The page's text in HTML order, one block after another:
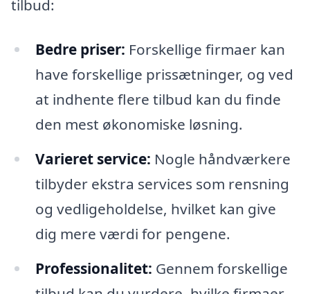
tilbud:
Bedre priser: Forskellige firmaer kan
have forskellige prissætninger, og ved
at indhente flere tilbud kan du finde
den mest økonomiske løsning.
Varieret service: Nogle håndværkere
tilbyder ekstra services som rensning
og vedligeholdelse, hvilket kan give
dig mere værdi for pengene.
Professionalitet: Gennem forskellige